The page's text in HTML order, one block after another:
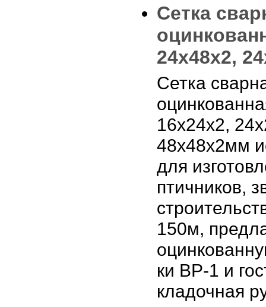
Сетка
24х48х2,
Сетка
16х24х2,
48х48х2мм
для
птичников,
150м,
ки ВР-1 и
кладочная